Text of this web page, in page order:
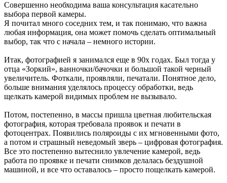
Совершенно необходима ваша консультация касательно
выбора первой камеры.
Я почитал много соседних тем, и так понимаю, что важна
любая информация, она может помочь сделать оптимальный
выбор, так что с начала – немного истории.
Итак, фотографией я занимался еще в 90х годах. Был тогда у
отца «Зоркий», ванночки/бачочки и большой такой черный
увеличитель. Фоткали, проявляли, печатали. Понятное дело,
больше внимания уделялось процессу обработки, ведь
щелкать камерой видимых проблем не вызывало.
Потом, постепенно, в массы пришла цветная любительская
фотография, которая требовала проявок и печати в
фотоцентрах. Появились поляроиды с их мгновенными фото,
а потом и страшный неведомый зверь – цифровая фотография.
Все это постепенно вытеснило увлечение камерой, ведь
работа по проявке и печати снимков делалась бездушной
машиной, и все что оставалось – просто пощелкать камерой.